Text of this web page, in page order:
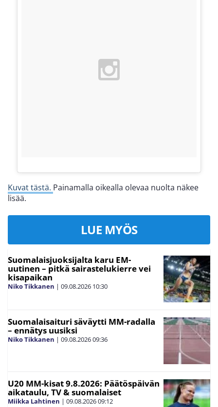
Kuvat tästä. Painamalla oikealla olevaa nuolta näkee
lisää.
LUE MYÖS
Suomalaisjuoksijalta karu EM-
uutinen – pitkä sairastelukierre vei
kisapaikan
Niko Tikkanen | 09.08.2026 10:30
Suomalaisaituri säväytti MM-radalla
– ennätys uusiksi
Niko Tikkanen | 09.08.202609:36
U20 MM-kisat 9.8.2026: Päätöspäivän
aikataulu, TV & suomalaiset
Miikka Lahtinen | 09.08.202609:12